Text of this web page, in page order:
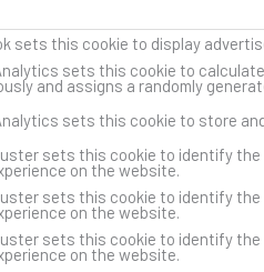
sets this cookie to display
sets this cookie to
and assigns a randomly
sets this cookie to store
sets this cookie to identify the
on the website.
sets this cookie to identify the
on the website.
sets this cookie to identify the
on the website.